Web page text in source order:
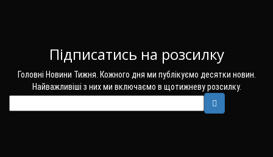
Підписатись на розсилку
Головні Новини Тижня. Кожного дня ми публікуємо десятки новин.
Найважливіші з них ми включаємо в щотижневу розсилку.